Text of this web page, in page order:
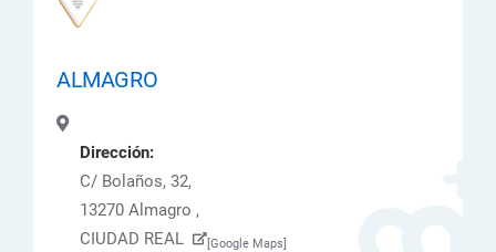
ALMAGRO
Dirección:
C/ Bolaños, 32,
13270 Almagro ,
CIUDAD REAL
[Google Maps]